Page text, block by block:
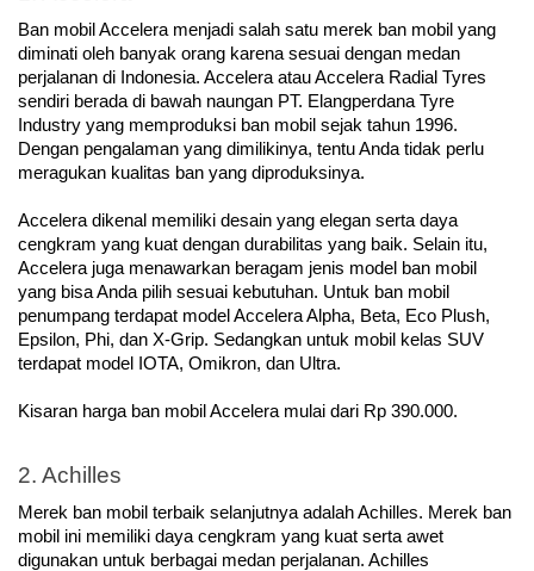
Ban mobil Accelera menjadi salah satu merek ban mobil yang
diminati oleh banyak orang karena sesuai dengan medan
perjalanan di Indonesia. Accelera atau Accelera Radial Tyres
sendiri berada di bawah naungan PT. Elangperdana Tyre
Industry yang memproduksi ban mobil sejak tahun 1996.
Dengan pengalaman yang dimilikinya, tentu Anda tidak perlu
meragukan kualitas ban yang diproduksinya.
Accelera dikenal memiliki desain yang elegan serta daya
cengkram yang kuat dengan durabilitas yang baik. Selain itu,
Accelera juga menawarkan beragam jenis model ban mobil
yang bisa Anda pilih sesuai kebutuhan. Untuk ban mobil
penumpang terdapat model Accelera Alpha, Beta, Eco Plush,
Epsilon, Phi, dan X-Grip. Sedangkan untuk mobil kelas SUV
terdapat model IOTA, Omikron, dan Ultra.
Kisaran harga ban mobil Accelera mulai dari Rp 390.000.
2. Achilles
Merek ban mobil terbaik selanjutnya adalah Achilles. Merek ban
mobil ini memiliki daya cengkram yang kuat serta awet
digunakan untuk berbagai medan perjalanan. Achilles